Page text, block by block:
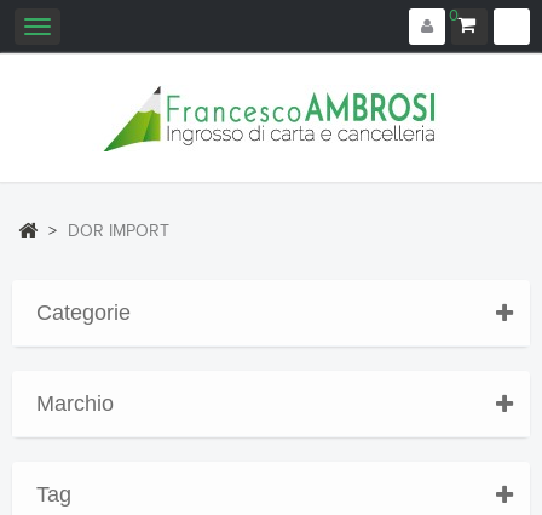
0
Navigazione
Toggle
> DOR IMPORT
Categorie
Marchio
Tag